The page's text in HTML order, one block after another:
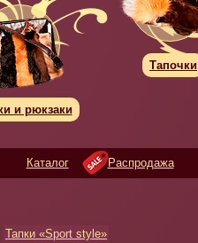
и рюкзаки
Тапочки
Каталог Распродажа
Тапки «Sport style»